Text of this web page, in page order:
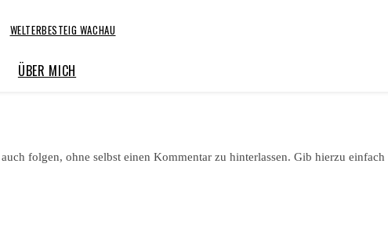
WELTERBESTEIG WACHAU
ÜBER MICH
auch folgen, ohne selbst einen Kommentar zu hinterlassen. Gib hierzu